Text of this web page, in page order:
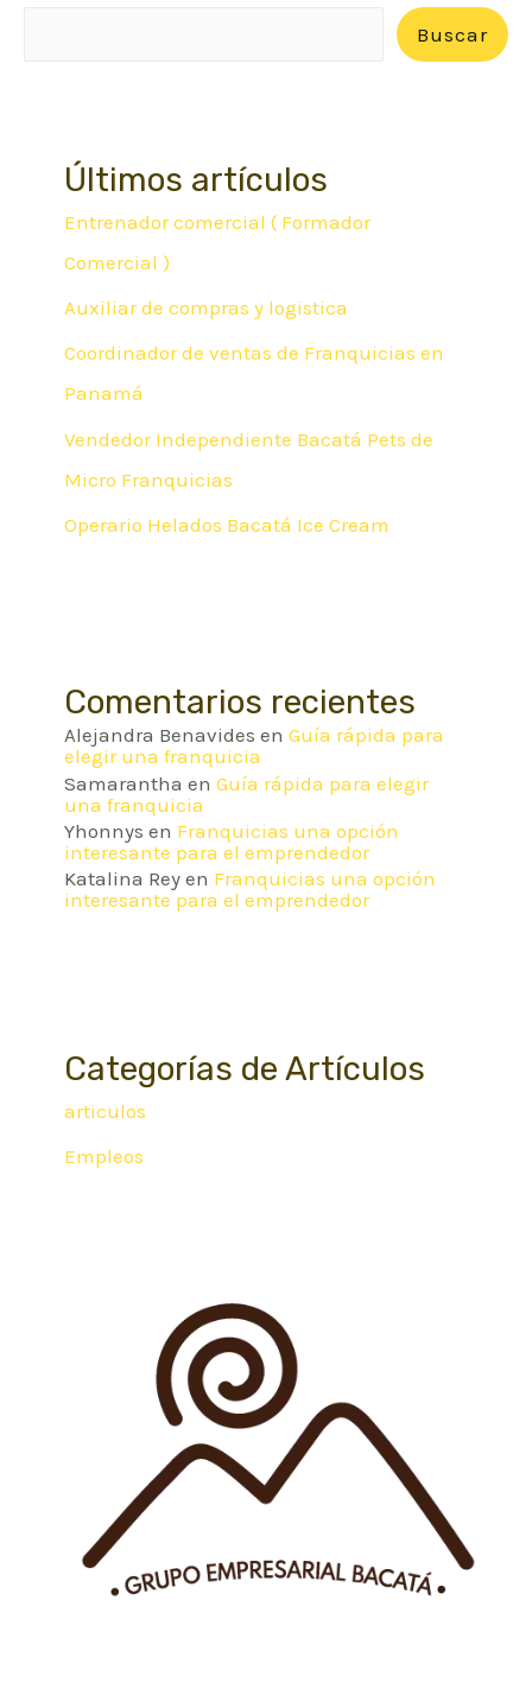
Buscar
Últimos artículos
Entrenador comercial ( Formador
Comercial )
Auxiliar de compras y logistica
Coordinador de ventas de Franquicias en
Panamá
Vendedor Independiente Bacatá Pets de
Micro Franquicias
Operario Helados Bacatá Ice Cream
Comentarios recientes
Alejandra Benavides en Guía rápida para
elegir una franquicia
Samarantha en Guía rápida para elegir
una franquicia
Yhonnys en Franquicias una opción
interesante para el emprendedor
Katalina Rey en Franquicias una opción
interesante para el emprendedor
Categorías de Artículos
articulos
Empleos